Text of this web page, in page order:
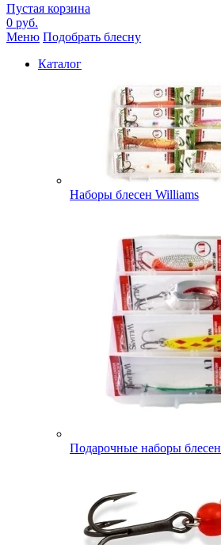
Пустая корзина
0 руб.
Меню Подобрать блесну
Каталог
Наборы блесен Williams
Подарочные наборы блесен